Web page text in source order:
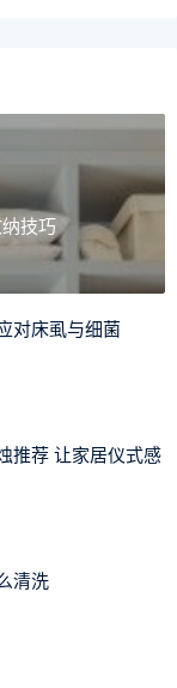
技巧
对床虱与细菌
推荐 让家居仪式感
清洗